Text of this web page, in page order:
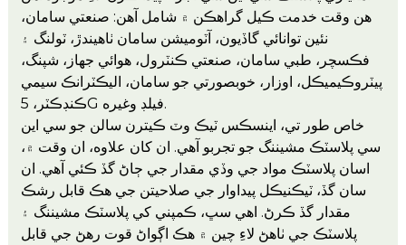
هن وقت خدمت ڪيل گراهڪن ۾ شامل آهن: صنعتي سامان،
نئين توانائي گاڏيون، آٽوميشن سامان ٺاهيندڙ، ٽولنگ ۽
فڪسچر، طبي سامان، صنعتي ڪنٽرول، هوائي جهاز، شپنگ،
پيٽروڪيميڪل، اوزار، خوبصورتي جو سامان، اليڪٽرانڪ سيمي
ڪنڊڪٽر، 5G فيلڊ وغيره.
خاص طور تي، اينسڪس ٽيڪ وٽ ڪيترن سالن جو سي اين
سي پلاسٽڪ مشيننگ جو تجربو آهي. ان کان علاوه، ان وقت ۾،
اسان پلاسٽڪ مواد جي وڏي مقدار جي ڄاڻ گڏ ڪئي آهي. ان
سان گڏ، ٽيڪنيڪل پيداوار جي صلاحيتن جي هڪ قابل رشڪ
مقدار گڏ ڪرڻ. اهي سڀ، ڪمپني کي پلاسٽڪ مشيننگ ۽
پلاسٽڪ جي ٺاھڻ لاءِ چين ۾ هڪ اڳواڻ قوت رهڻ جي قابل